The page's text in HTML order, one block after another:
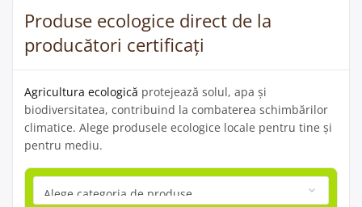
Produse ecologice direct de la
producători certificați
Agricultura ecologică protejează solul, apa și
biodiversitatea, contribuind la combaterea schimbărilor
climatice. Alege produsele ecologice locale pentru tine și
pentru mediu.